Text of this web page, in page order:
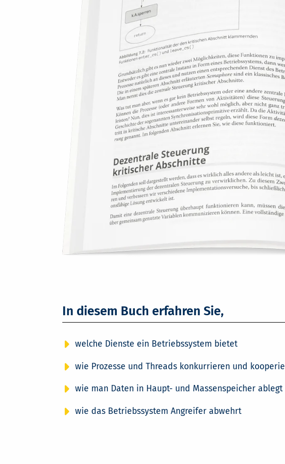
In diesem Buch erfahren Sie,
welche Dienste ein Betriebssystem bietet
wie Prozesse und Threads konkurrieren und
wie man Daten in Haupt- und Massenspeicher
wie das Betriebssystem Angreifer abwehrt